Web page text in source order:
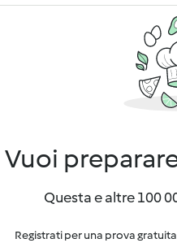
Vuoi
Questa e altre 100
Registrati per una prova